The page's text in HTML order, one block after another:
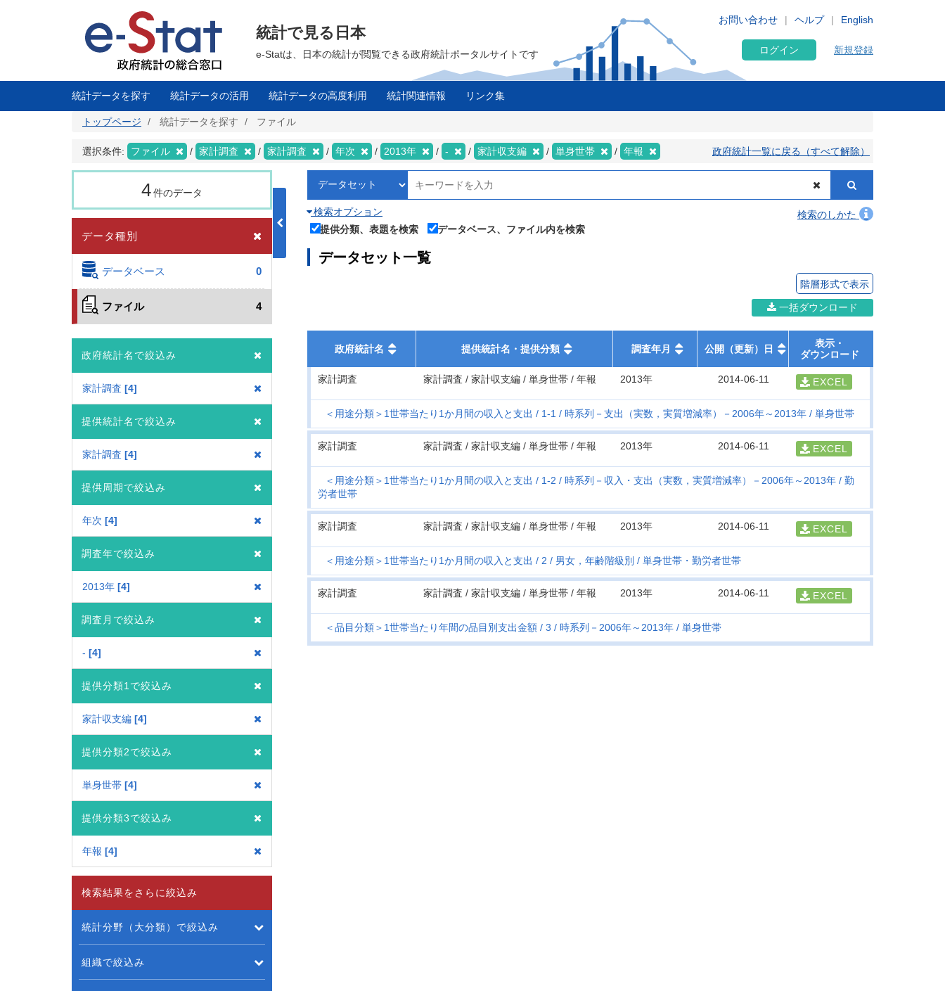
に
English
お問い合わせ ヘルプ
統計で見る日本
e-Statは、日本の統計が閲覧できる政府統計ポータルサイトです ログイン 新規登録
統計データを探す 統計データの活用 統計データの高度利用 統計関連情報 リンク集
トップページ 統計データを探す ファイル
選択条件: ファイル 家計調査 家計調査 年次 2013年 - 家計収支編 単身世帯 年報 政府統計一覧に戻る（すべて解除）
4件のデータ
データ種別
データベース 0
ファイル 4
政府統計名で絞込み
家計調査 4
提供統計名で絞込み
家計調査 4
提供周期で絞込み
年次 4
調査年で絞込み
2013年 4
調査月で絞込み
- 4
提供分類1で絞込み
家計収支編 4
提供分類2で絞込み
単身世帯 4
提供分類3で絞込み
年報 4
検索オプション
検索のしかた
提供分類、表題を検索
データベース、ファイル内を検索
データセット一覧
階層形式で表示
一括ダウンロード
政府統計名 提供統計名・提供分類 調査年月 公開（更新）日
表示・
ダウンロード
家計調査 家計調査 / 家計収支編 / 単身世帯 / 年報 2013年 2014-06-11 EXCEL
＜用途分類＞1世帯当たり1か月間の収入と支出 1-1 時系列－支出（実数，実質増減率）－2006年～2013年 単身世帯
家計調査 家計調査 / 家計収支編 / 単身世帯 / 年報 2013年 2014-06-11 EXCEL
＜用途分類＞1世帯当たり1か月間の収入と支出 1-2 時系列－収入・支出（実数，実質増減率）－2006年～2013年
勤
労者世帯
家計調査 家計調査 / 家計収支編 / 単身世帯 / 年報 2013年 2014-06-11 EXCEL
＜用途分類＞1世帯当たり1か月間の収入と支出 2 男女，年齢階級別 単身世帯・勤労者世帯
家計調査 家計調査 / 家計収支編 / 単身世帯 / 年報 2013年 2014-06-11 EXCEL
＜品目分類＞1世帯当たり年間の品目別支出金額 3 時系列－2006年～2013年 単身世帯
検索結果をさらに絞込み
統計分野（大分類）で絞込み
組織で絞込み